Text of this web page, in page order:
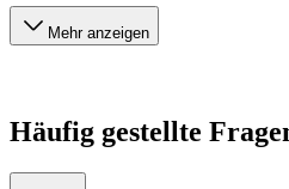
Mehr anzeigen
Häufig gestellte